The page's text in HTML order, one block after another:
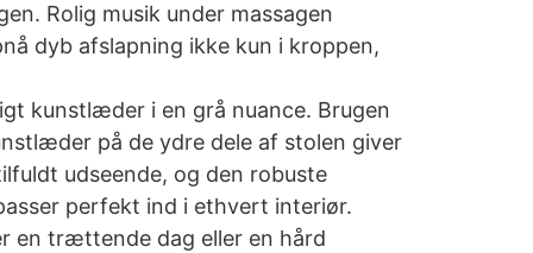
Rolig musik under massagen
dyb afslapning ikke kun i kroppen,
kunstlæder i en grå nuance. Brugen
på de ydre dele af stolen giver
udseende, og den robuste
perfekt ind i ethvert interiør.
en trættende dag eller en hård